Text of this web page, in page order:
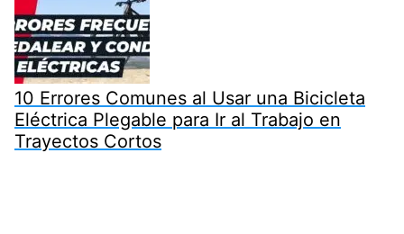
10 Errores Comunes al Usar una Bicicleta
Eléctrica Plegable para Ir al Trabajo en
Trayectos Cortos